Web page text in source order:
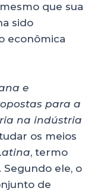
que sua
sido
econômica
e
para a
na indústria
os meios
, termo
ele, o
de